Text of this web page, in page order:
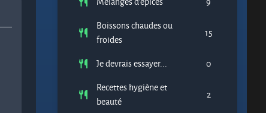
Boissons chaudes ou
froides
15
Je devrais essayer...
0
Recettes hygiène et
beauté
2